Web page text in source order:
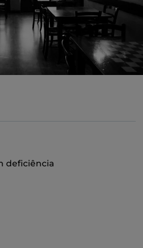
deficiência